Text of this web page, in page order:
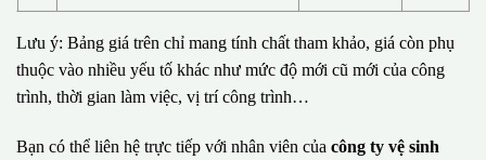
Lưu ý: Bảng giá trên chỉ mang tính chất tham khảo, giá còn phụ
thuộc vào nhiều yếu tố khác như mức độ mới cũ mới của công
trình, thời gian làm việc, vị trí công trình…
Bạn có thể liên hệ trực tiếp với nhân viên của công ty vệ sinh